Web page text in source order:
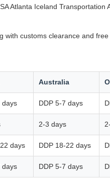
Atlanta Iceland Transportation
customs clearance and free
Australia
days DDP 5-7 days
2-3 days
days DDP 18-22 days
days DDP 5-7 days